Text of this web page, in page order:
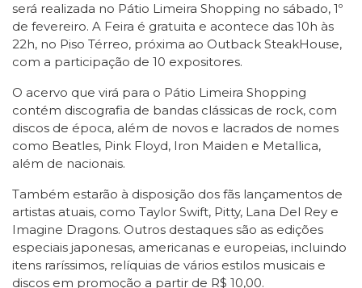
será realizada no Pátio Limeira Shopping no sábado, 1º
de fevereiro. A Feira é gratuita e acontece das 10h às
22h, no Piso Térreo, próxima ao Outback SteakHouse,
com a participação de 10 expositores.
O acervo que virá para o Pátio Limeira Shopping
contém discografia de bandas clássicas de rock, com
discos de época, além de novos e lacrados de nomes
como Beatles, Pink Floyd, Iron Maiden e Metallica,
além de nacionais.
Também estarão à disposição dos fãs lançamentos de
artistas atuais, como Taylor Swift, Pitty, Lana Del Rey e
Imagine Dragons. Outros destaques são as edições
especiais japonesas, americanas e europeias, incluindo
itens raríssimos, relíquias de vários estilos musicais e
discos em promoção a partir de R$ 10,00.